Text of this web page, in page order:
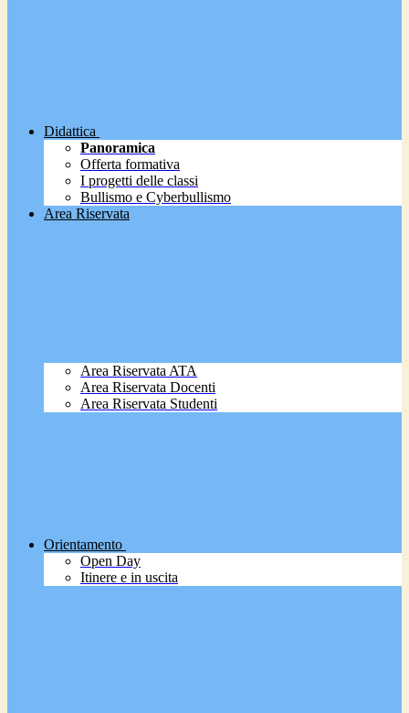
Didattica
Panoramica
Offerta formativa
I progetti delle classi
Bullismo e Cyberbullismo
Area Riservata
Area Riservata ATA
Area Riservata Docenti
Area Riservata Studenti
Orientamento
Open Day
Itinere e in uscita